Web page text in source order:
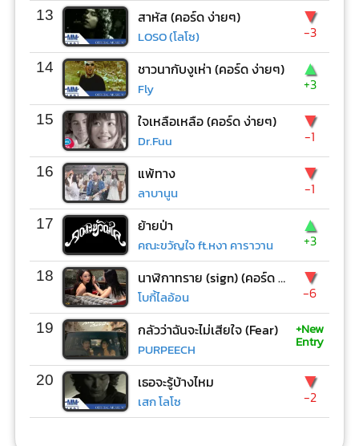
13 สาหัส (คอร์ด ง่ายๆ)
LOSO (โลโซ)
▼
-3
14 ชาวนากับงูเห่า (คอร์ด ง่ายๆ)
Fly
▲
+3
15 ใจเหลือเหลือ (คอร์ด ง่ายๆ)
Dr.Fuu
▼
-1
16 แพ้ทาง
ลาบานูน
▼
-1
17 ย้ายป่า
คณะขวัญใจ ft.หงา คาราวาน
▲
+3
18 นาฬิกาทราย (sign) (คอร์ด ง่ายๆ)
โบกี้ไลอ้อน
▼
-6
19 กลัวว่าฉันจะไม่เสียใจ (Fear)
PURPEECH
+New
Entry
20 เธอจะรู้บ้างไหม
เสก โลโซ
▼
-2